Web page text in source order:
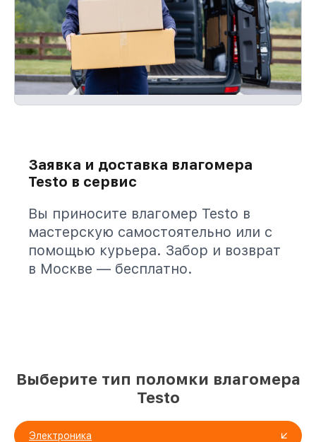
Заявка и доставка влагомера
Testo в сервис
Вы приносите влагомер Testo в
мастерскую самостоятельно или с
помощью курьера. Забор и возврат
в Москве — бесплатно.
Выберите тип поломки влагомера
Testo
Электроника